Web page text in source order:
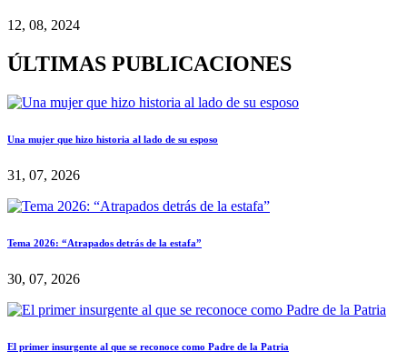
12, 08, 2024
ÚLTIMAS PUBLICACIONES
Una mujer que hizo historia al lado de su esposo
31, 07, 2026
Tema 2026: “Atrapados detrás de la estafa”
30, 07, 2026
El primer insurgente al que se reconoce como Padre de la Patria